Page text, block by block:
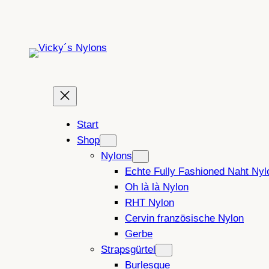
springen
Start
Shop
Nylons
Echte Fully Fashioned Naht
Oh là là Nylon
RHT Nylon
Cervin französische Nylon
Gerbe
Strapsgürtel
Burlesque